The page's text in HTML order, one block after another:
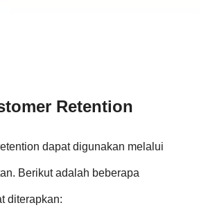
Retention
dapat digunakan melalui
Berikut adalah beberapa
diterapkan: